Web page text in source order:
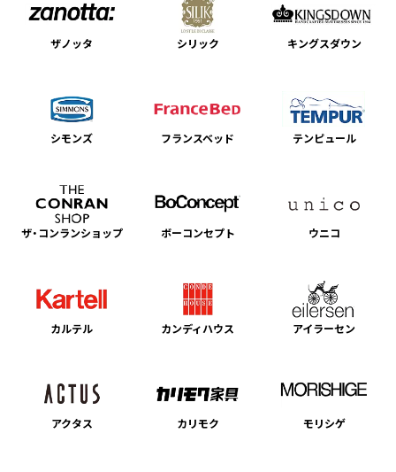
ザノッタ シリック キングスダウン
シモンズ フランスベッド テンピュール
ザ・コンランショップ ボーコンセプト ウニコ
カルテル カンディハウス アイラーセン
アクタス カリモク モリシゲ